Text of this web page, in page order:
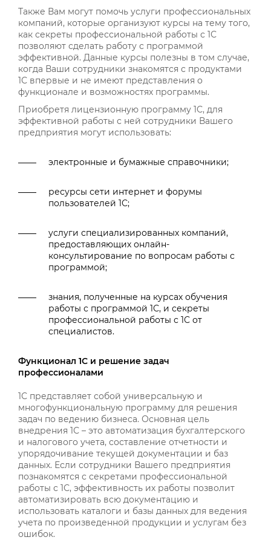
Также Вам могут помочь услуги профессиональных
компаний, которые организуют курсы на тему того,
как секреты профессиональной работы с 1С
позволяют сделать работу с программой
эффективной. Данные курсы полезны в том случае,
когда Ваши сотрудники знакомятся с продуктами
1С впервые и не имеют представления о
функционале и возможностях программы.
Приобретя лицензионную программу 1С, для
эффективной работы с ней сотрудники Вашего
предприятия могут использовать:
электронные и бумажные справочники;
ресурсы сети интернет и форумы
пользователей 1С;
услуги специализированных компаний,
предоставляющих онлайн-
консультирование по вопросам работы с
программой;
знания, полученные на курсах обучения
работы с программой 1С, и секреты
профессиональной работы с 1С от
специалистов.
Функционал 1С и решение задач
профессионалами
1С представляет собой универсальную и
многофункциональную программу для решения
задач по ведению бизнеса. Основная цель
внедрения 1С – это автоматизация бухгалтерского
и налогового учета, составление отчетности и
упорядочивание текущей документации и баз
данных. Если сотрудники Вашего предприятия
познакомятся с секретами профессиональной
работы с 1С, эффективность их работы позволит
автоматизировать всю документацию и
использовать каталоги и базы данных для ведения
учета по произведенной продукции и услугам без
ошибок.